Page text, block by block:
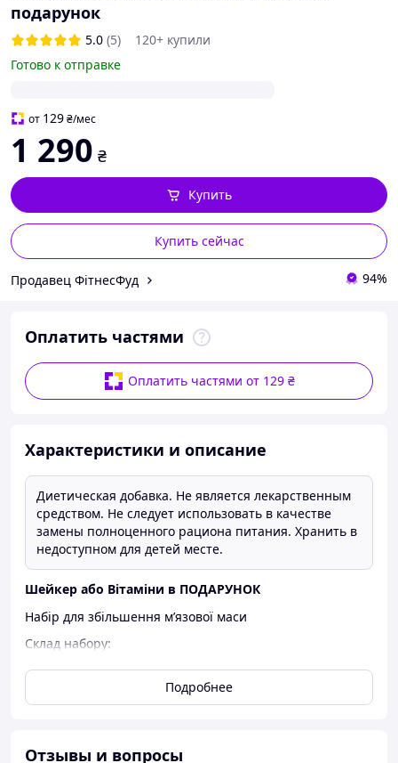
подарунок
5.0 (5)
120+ купили
Готово к отправке
от 129₴/мес
1 290 ₴
Купить сейчас
Купить
Продавец ФітнесФуд 94%
Оплатить частями
Оплатить частями от 129 ₴
Характеристики и описание
Диетическая добавка. Не является лекарственным
средством. Не следует использовать в качестве
замены полноценного рациона питания. Хранить в
недоступном для детей месте.
Шейкер або Вітаміни в ПОДАРУНОК
Набір для збільшення м’язової маси
Склад набору:
Протеїн (1kg)
необхідну кількість білка для підтримки м’язового росту
Подробнее
Отзывы и вопросы